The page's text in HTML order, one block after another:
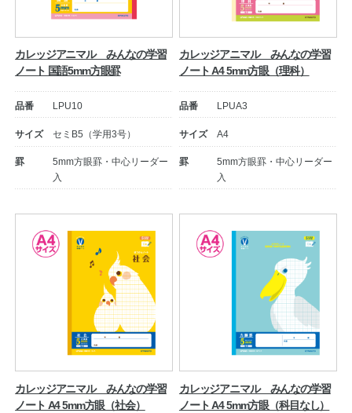
カレッジアニマル みんなの学習
ノート 国語5mm方眼罫
品番 LPU10
サイズ セミB5（学用3号）
罫
5mm方眼罫・中心リーダー
入
カレッジアニマル みんなの学習
ノート A4 5mm方眼（理科）
品番 LPUA3
サイズ A4
罫
5mm方眼罫・中心リーダー
入
カレッジアニマル みんなの学習
ノート A4 5mm方眼（社会）
カレッジアニマル みんなの学習
ノート A4 5mm方眼（科目なし）